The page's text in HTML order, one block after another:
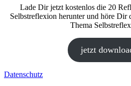
Lade Dir jetzt kostenlos die 20
Selbstreflexion herunter und höre Dir
Thema
jetzt
Datenschutz